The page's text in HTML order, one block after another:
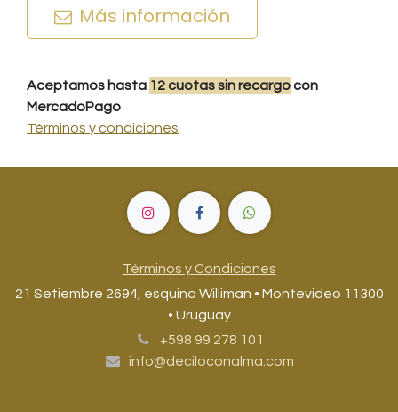
Más información
Aceptamos hasta 12cuotassin recargocon
MercadoPago
Términos y condiciones
Términos y Condiciones
21 Setiembre 2694, esquina Williman • Montevideo 11300
• Uruguay
+598 99 278 101
info@deciloconalma.com